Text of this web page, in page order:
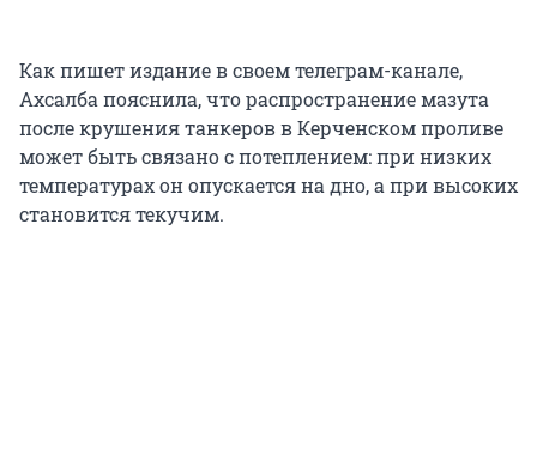
Как пишет издание в своем телеграм-канале,
Ахсалба пояснила, что распространение мазута
после крушения танкеров в Керченском проливе
может быть связано с потеплением: при низких
температурах он опускается на дно, а при высоких
становится текучим.